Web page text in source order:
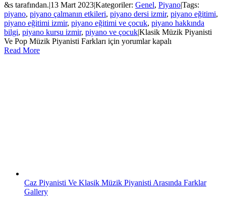
&s tarafından.|13 Mart 2023|Kategoriler: Genel, Piyano|Tags:
piyano, piyano çalmanın etkileri, piyano dersi izmir, piyano eğitimi,
piyano eğitimi izmir, piyano eğitimi ve çocuk, piyano hakkında
bilgi, piyano kursu izmir, piyano ve çocuk|Klasik Müzik Piyanisti
Ve Pop Müzik Piyanisti Farkları için yorumlar kapalı
Read More
Caz Piyanisti Ve Klasik Müzik Piyanisti Arasında Farklar
Gallery